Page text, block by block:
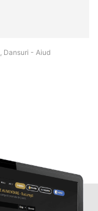
Dansuri - Aiud